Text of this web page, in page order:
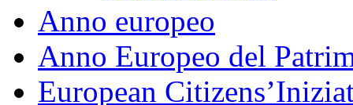
Anno europeo
Anno Europeo del
European